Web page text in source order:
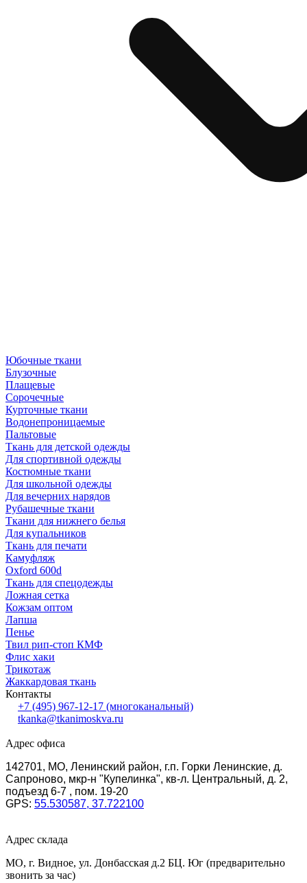
Юбочные ткани
Блузочные
Плащевые
Сорочечные
Курточные ткани
Водонепроницаемые
Пальтовые
Ткань для детской одежды
Для спортивной одежды
Костюмные ткани
Для школьной одежды
Для вечерних нарядов
Рубашечные ткани
Ткани для нижнего белья
Для купальников
Ткань для печати
Камуфляж
Oxford 600d
Ткань для спецодежды
Ложная сетка
Кожзам оптом
Лапша
Пенье
Твил рип-стоп КМФ
Флис хаки
Трикотаж
Жаккардовая ткань
Контакты
+7 (495) 967-12-17 (многоканальный)
tkanka@tkanimoskva.ru
Адрес офиса
142701, МО, Ленинский район, г.п. Горки Ленинские, д.
Сапроново, мкр-н "Купелинка", кв-л. Центральный, д. 2,
подъезд 6-7 , пом. 19-20
GPS: 55.530587, 37.722100
Адрес склада
МО, г. Видное, ул. Донбасская д.2 БЦ. Юг (предварительно
звонить за час)